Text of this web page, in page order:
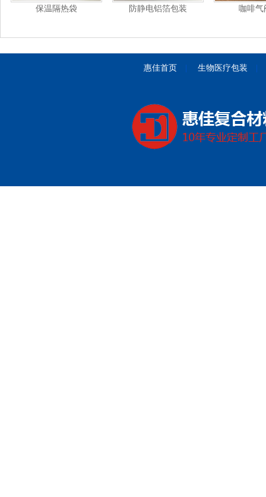
保温隔热袋 防静电铝箔包装 咖啡气
惠佳首页 生物医疗包装